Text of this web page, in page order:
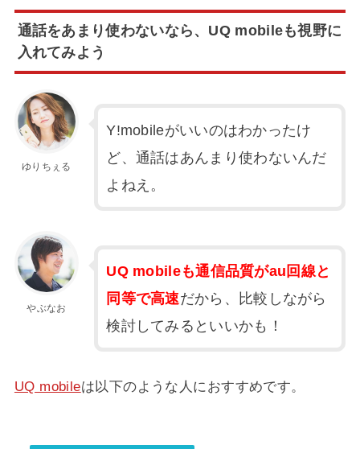
通話をあまり使わないなら、UQ mobileも視野に
入れてみよう
ゆりちぇる
Y!mobileがいいのはわかったけ
ど、通話はあんまり使わないんだ
よねえ。
やぶなお
UQ mobileも通信品質がau回線と
同等で高速だから、比較しながら
検討してみるといいかも！
UQ mobileは以下のような人におすすめです。